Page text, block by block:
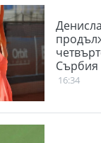
Сърбия
16:34